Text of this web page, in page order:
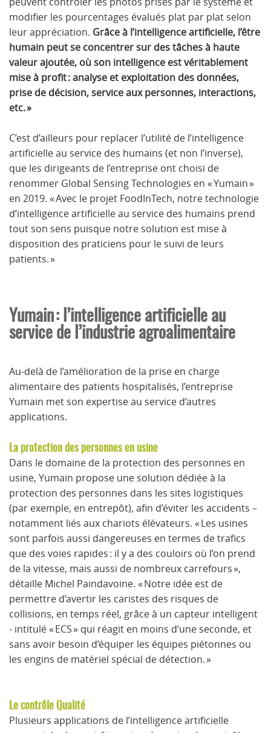
modifier les pourcentages évalués plat par plat selon
leur appréciation. Grâce à l’intelligence artificielle, l’être
humain peut se concentrer sur des tâches à haute
valeur ajoutée, où son intelligence est véritablement
mise à profit : analyse et exploitation des données,
prise de décision, service aux personnes, interactions,
etc. »
C’est d’ailleurs pour replacer l’utilité de l’intelligence
artificielle au service des humains (et non l’inverse),
que les dirigeants de l’entreprise ont choisi de
renommer Global Sensing Technologies en « Yumain »
en 2019. « Avec le projet FoodInTech, notre technologie
d’intelligence artificielle au service des humains prend
tout son sens puisque notre solution est mise à
disposition des praticiens pour le suivi de leurs
patients. »
Yumain : l’intelligence artificielle au
service de l’industrie agroalimentaire
Au-delà de l’amélioration de la prise en charge
alimentaire des patients hospitalisés, l’entreprise
Yumain met son expertise au service d’autres
applications.
La protection des personnes en usine
Dans le domaine de la protection des personnes en
usine, Yumain propose une solution dédiée à la
protection des personnes dans les sites logistiques
(par exemple, en entrepôt), afin d’éviter les accidents –
notamment liés aux chariots élévateurs. « Les usines
sont parfois aussi dangereuses en termes de trafics
que des voies rapides : il y a des couloirs où l’on prend
de la vitesse, mais aussi de nombreux carrefours »,
détaille Michel Paindavoine. « Notre idée est de
permettre d’avertir les caristes des risques de
collisions, en temps réel, grâce à un capteur intelligent
- intitulé « ECS » qui réagit en moins d’une seconde, et
sans avoir besoin d’équiper les équipes piétonnes ou
les engins de matériel spécial de détection. »
Le contrôle Qualité
Plusieurs applications de l’intelligence artificielle